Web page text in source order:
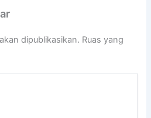
dipublikasikan. Ruas yang